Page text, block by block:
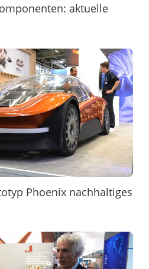
aktuelle
Phoenix nachhaltiges